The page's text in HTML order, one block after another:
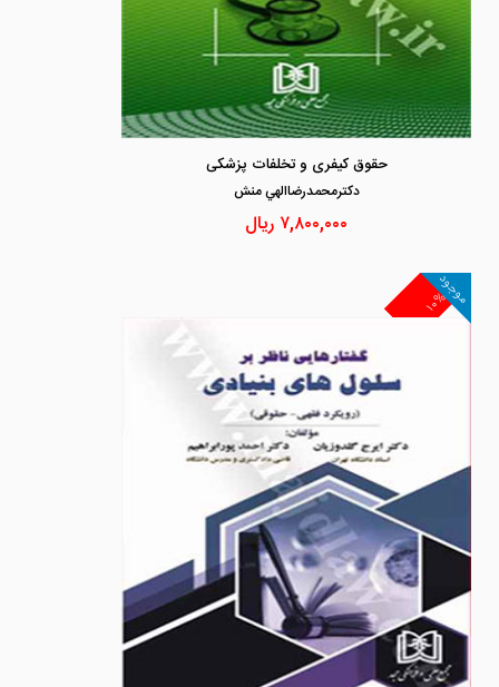
حقوق کیفری و تخلفات پزشکی
دكترمحمدرضاالهي منش
۷,۸۰۰,۰۰۰ ریال
۱۰%
موجود